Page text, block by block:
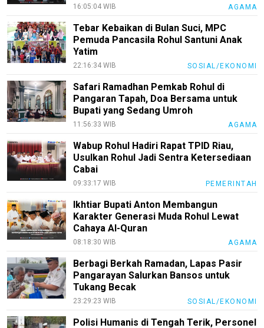
16:05:04 WIB AGAMA
Tebar Kebaikan di Bulan Suci, MPC
Pemuda Pancasila Rohul Santuni Anak
Yatim
22:16:34 WIB SOSIAL/EKONOMI
Safari Ramadhan Pemkab Rohul di
Pangaran Tapah, Doa Bersama untuk
Bupati yang Sedang Umroh
11:56:33 WIB AGAMA
Wabup Rohul Hadiri Rapat TPID Riau,
Usulkan Rohul Jadi Sentra Ketersediaan
Cabai
09:33:17 WIB PEMERINTAH
Ikhtiar Bupati Anton Membangun
Karakter Generasi Muda Rohul Lewat
Cahaya Al-Quran
08:18:30 WIB AGAMA
Berbagi Berkah Ramadan, Lapas Pasir
Pangarayan Salurkan Bansos untuk
Tukang Becak
23:29:23 WIB SOSIAL/EKONOMI
Polisi Humanis di Tengah Terik, Personel